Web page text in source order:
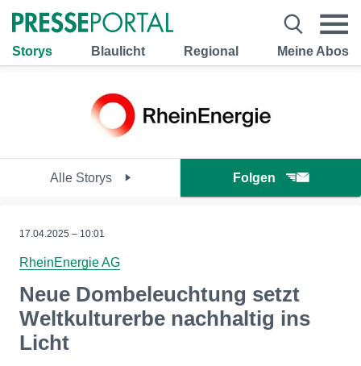
Storys Blaulicht Regional Meine Abos
Alle Storys Folgen
17.04.2025 – 10:01
RheinEnergie AG
Neue Dombeleuchtung setzt
Weltkulturerbe nachhaltig ins
Licht